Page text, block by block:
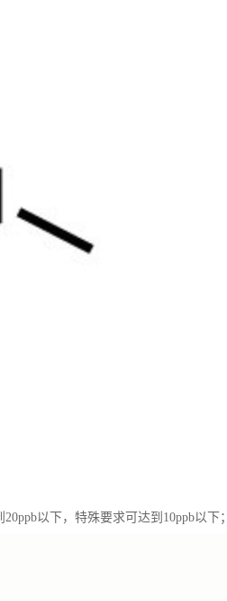
以下，特殊要求可达到10ppb以下；